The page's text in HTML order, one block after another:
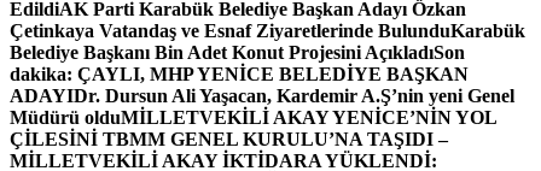
EdildiAK Parti Karabük Belediye Başkan Adayı Özkan
Çetinkaya Vatandaş ve Esnaf Ziyaretlerinde BulunduKarabük
Belediye Başkanı Bin Adet Konut Projesini AçıkladıSon
dakika: ÇAYLI, MHP YENİCE BELEDİYE BAŞKAN
ADAYIDr. Dursun Ali Yaşacan, Kardemir A.Ş’nin yeni Genel
Müdürü olduMİLLETVEKİLİ AKAY YENİCE’NİN YOL
ÇİLESİNİ TBMM GENEL KURULU’NA TAŞIDI –
MİLLETVEKİLİ AKAY İKTİDARA YÜKLENDİ: